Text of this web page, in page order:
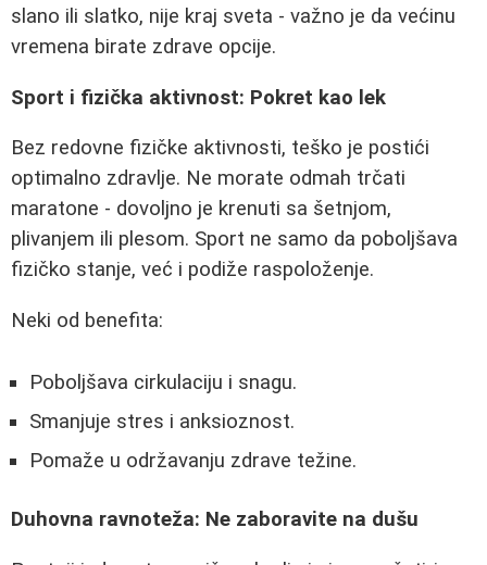
slano ili slatko, nije kraj sveta - važno je da većinu
vremena birate zdrave opcije.
Sport i fizička aktivnost: Pokret kao lek
Bez redovne fizičke aktivnosti, teško je postići
optimalno zdravlje. Ne morate odmah trčati
maratone - dovoljno je krenuti sa šetnjom,
plivanjem ili plesom. Sport ne samo da poboljšava
fizičko stanje, već i podiže raspoloženje.
Neki od benefita:
Poboljšava cirkulaciju i snagu.
Smanjuje stres i anksioznost.
Pomaže u održavanju zdrave težine.
Duhovna ravnoteža: Ne zaboravite na dušu